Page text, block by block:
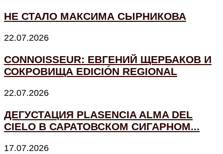
НЕ СТАЛО МАКСИМА СЫРНИКОВА
22.07.2026
CONNOISSEUR: ЕВГЕНИЙ ЩЕРБАКОВ И
СОКРОВИЩА EDICIÓN REGIONAL
22.07.2026
ДЕГУСТАЦИЯ PLASENCIA ALMA DEL
CIELO В САРАТОВСКОМ СИГАРНОМ...
17.07.2026